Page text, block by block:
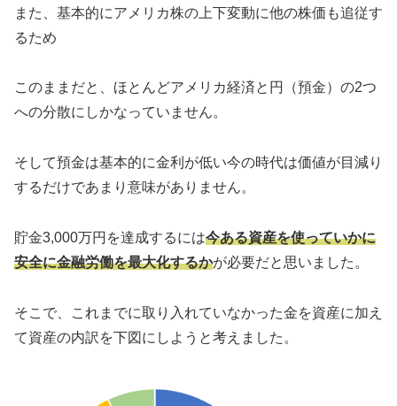
また、基本的にアメリカ株の上下変動に他の株価も追従す
るため
このままだと、ほとんどアメリカ経済と円（預金）の2つ
への分散にしかなっていません。
そして預金は基本的に金利が低い今の時代は価値が目減り
するだけであまり意味がありません。
貯金3,000万円を達成するには今ある資産を使っていかに
安全に金融労働を最大化するかが必要だと思いました。
そこで、これまでに取り入れていなかった金を資産に加え
て資産の内訳を下図にしようと考えました。